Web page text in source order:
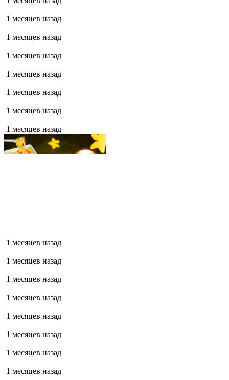
1 месяцев назад
1 месяцев назад
1 месяцев назад
1 месяцев назад
1 месяцев назад
1 месяцев назад
1 месяцев назад
1 месяцев назад
1 месяцев назад
1 месяцев назад
1 месяцев назад
1 месяцев назад
1 месяцев назад
1 месяцев назад
1 месяцев назад